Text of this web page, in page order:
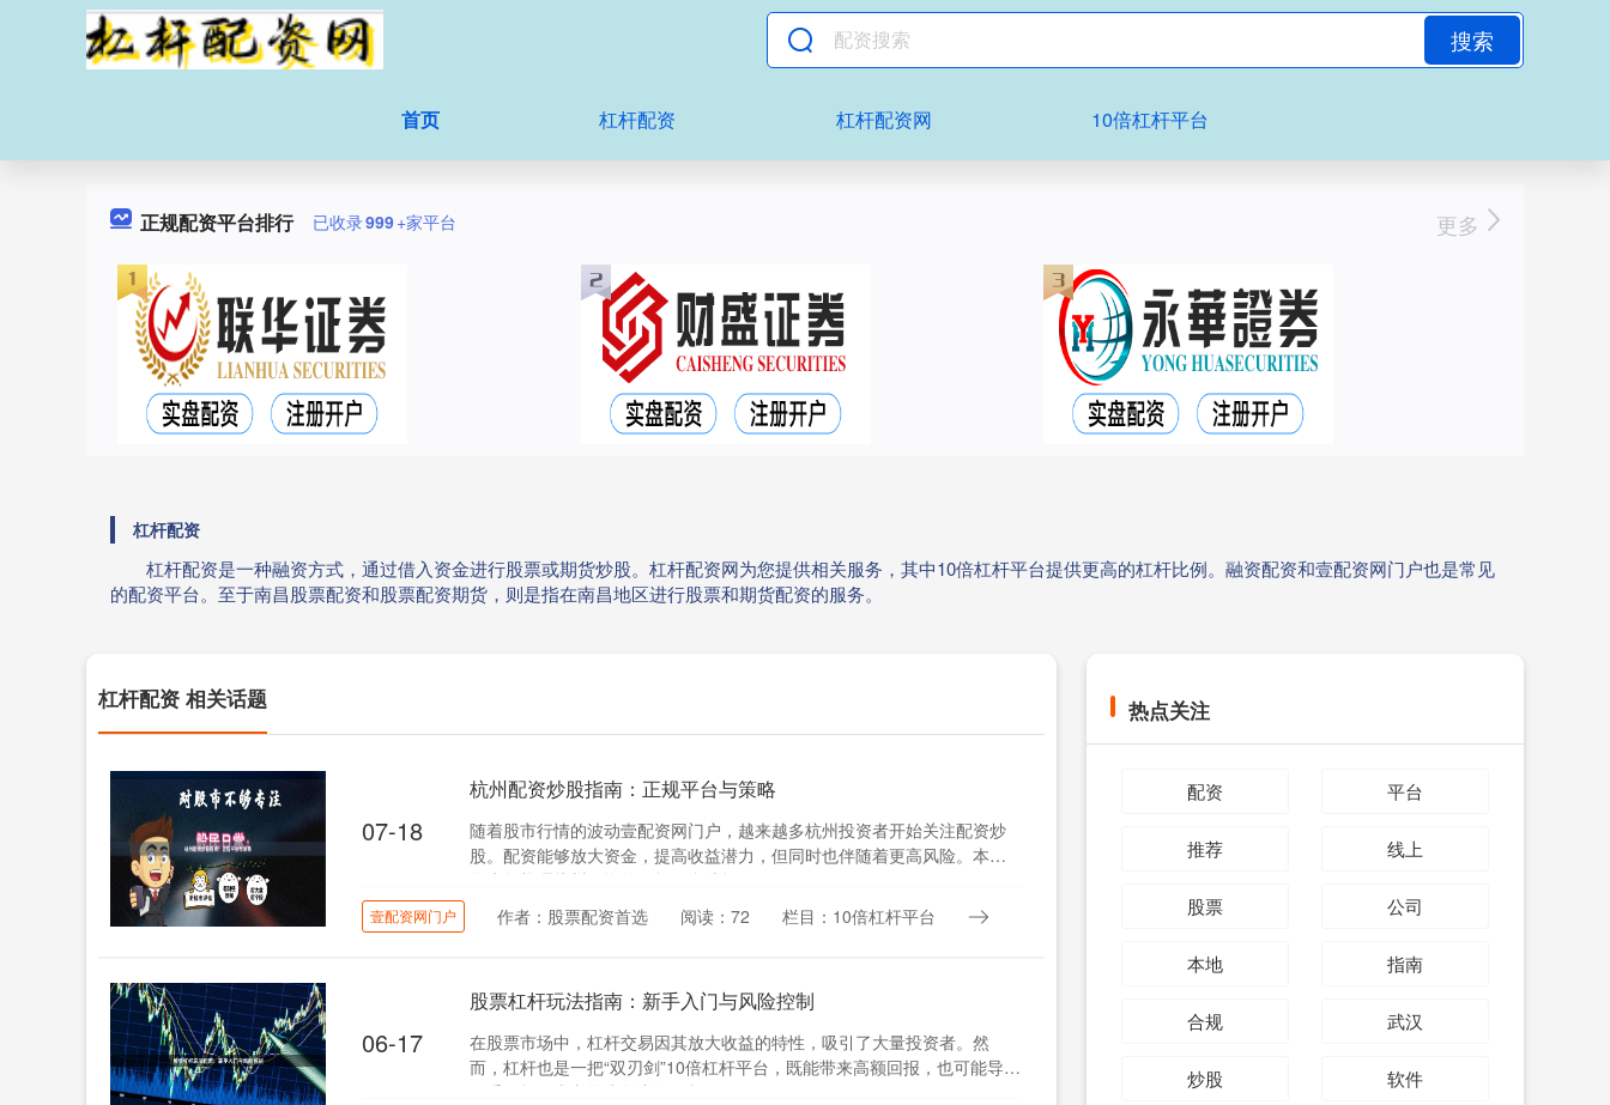
搜索
首页 杠杆配资 杠杆配资网 10倍杠杆平台
正规配资平台排行 已收录999+家平台 更多
杠杆配资
杠杆配资是一种融资方式，通过借入资金进行股票或期货炒股。杠杆配资网为您提供相关服务，其中10倍杠杆平台提供更高的杠杆比例。融资配资和壹配资网门户也是常见
的配资平台。至于南昌股票配资和股票配资期货，则是指在南昌地区进行股票和期货配资的服务。
杠杆配资 相关话题
07-18
杭州配资炒股指南：正规平台与策略
随着股市行情的波动壹配资网门户，越来越多杭州投资者开始关注配资炒
股。配资能够放大资金，提高收益潜力，但同时也伴随着更高风险。本文
将为您梳理杭州配资的正规平台选择....
壹配资网门户 作者：股票配资首选 阅读：72 栏目：10倍杠杆平台
06-17
股票杠杆玩法指南：新手入门与风险控制
在股票市场中，杠杆交易因其放大收益的特性，吸引了大量投资者。然
而，杠杆也是一把“双刃剑”10倍杠杆平台，既能带来高额回报，也可能导致
严重亏损。本文将为您详细解析....
热点关注
配资 平台
推荐 线上
股票 公司
本地 指南
合规 武汉
炒股 软件